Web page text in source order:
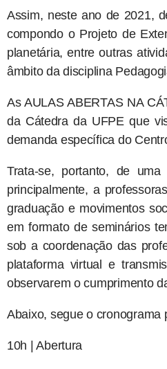
Assim, neste ano de 2021,
compondo o Projeto de
planetária, entre outras
âmbito da disciplina
As AULAS ABERTAS NA
da Cátedra da UFPE que
demanda específica do
Trata-se, portanto, de
principalmente, a
graduação e movimentos
em formato de seminários
sob a coordenação das
plataforma virtual e
observarem o cumprimento
Abaixo, segue o cronograma
10h | Abertura